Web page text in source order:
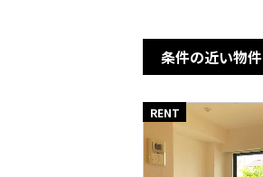
条件の近い物件
RENT